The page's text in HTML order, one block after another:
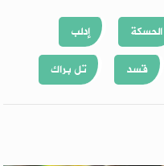
الحسكة
إدلب
قسد تل براك